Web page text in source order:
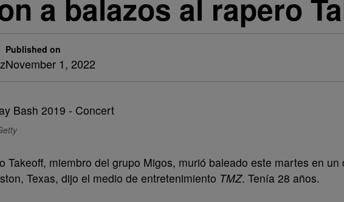
a balazos al rapero
Published on
November 1, 2022
Takeoff, miembro del grupo Migos, murió baleado este martes en un
Texas, dijo el medio de entretenimiento TMZ. Tenía 28 años.